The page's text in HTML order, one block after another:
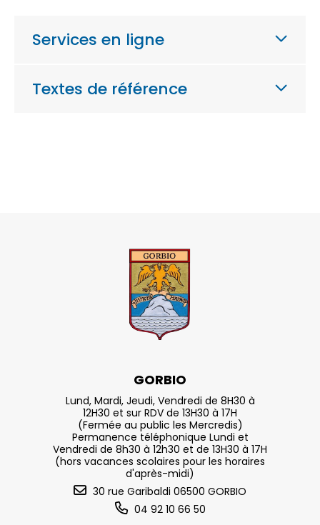
Services en ligne
Textes de référence
GORBIO
Lund, Mardi, Jeudi, Vendredi de 8H30 à
12H30 et sur RDV de 13H30 à 17H
(Fermée au public les Mercredis)
Permanence téléphonique Lundi et
Vendredi de 8h30 à 12h30 et de 13H30 à 17H
(hors vacances scolaires pour les horaires
d'après-midi)
30 rue Garibaldi 06500 GORBIO
04 92 10 66 50